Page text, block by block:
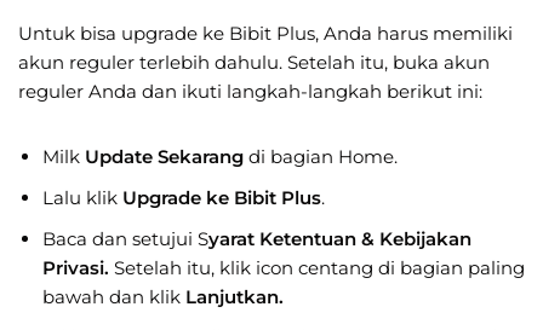
Untuk bisa upgrade ke Bibit Plus, Anda harus memiliki
akun reguler terlebih dahulu. Setelah itu, buka akun
reguler Anda dan ikuti langkah-langkah berikut ini:
Milk Update Sekarang di bagian Home.
Lalu klik Upgrade ke Bibit Plus.
Baca dan setujui Syarat Ketentuan & Kebijakan
Privasi. Setelah itu, klik icon centang di bagian paling
bawah dan klik Lanjutkan.